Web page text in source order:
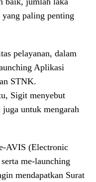
paling penting
pelayanan, dalam
Aplikasi
STNK.
Sigit menyebut
untuk mengarah
AVIS (Electronic
me-launching
mendapatkan Surat